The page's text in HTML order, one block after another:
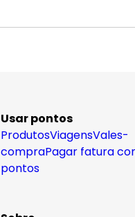
Usar pontos
ProdutosViagensVales-
compraPagar fatura
pontos